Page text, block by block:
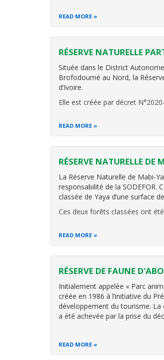
READ MORE
RÉSERVE NATURELLE
Située dans le District
Brofodoumé au Nord, la
d’Ivoire.
Elle est créée par décret
READ MORE
RÉSERVE NATURELLE DE
La Réserve Naturelle de Mabi-
responsabilité de la SODEFOR.
classée de Yaya d’une surface
Ces deux forêts classées ont été
READ MORE
RÉSERVE DE FAUNE
Initialement appelée « Parc
créée en 1986 à l’initiative du
développement du tourisme. La
a été achevée par la prise du
READ MORE